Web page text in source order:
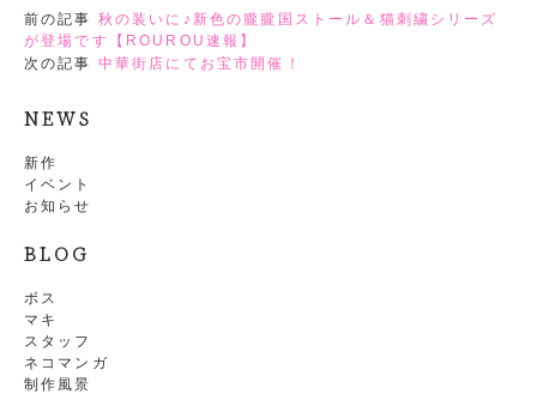
NEWS
新作
イベント
お知らせ
BLOG
ボス
マキ
スタッフ
ネコマンガ
制作風景
前の記事 秋の装いに♪新色の朧朧国ストール＆猫刺繍シリーズ
が登場です【ROUROU速報】
次の記事 中華街店にてお宝市開催！